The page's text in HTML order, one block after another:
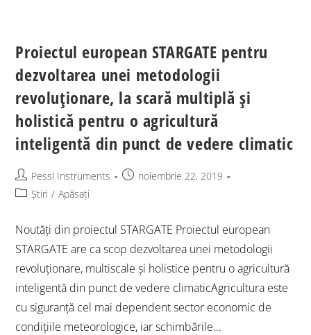
Proiectul european STARGATE pentru
dezvoltarea unei metodologii
revoluționare, la scară multiplă și
holistică pentru o agricultură
inteligentă din punct de vedere climatic
Pessl Instruments
noiembrie 22, 2019
Știri / Apăsați
Noutăți din proiectul STARGATE Proiectul european
STARGATE are ca scop dezvoltarea unei metodologii
revoluționare, multiscale și holistice pentru o agricultură
inteligentă din punct de vedere climaticAgricultura este
cu siguranță cel mai dependent sector economic de
condițiile meteorologice, iar schimbările...